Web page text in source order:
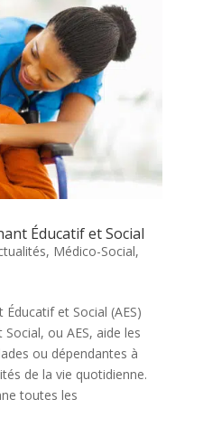
Éducatif et Social
, Médico-Social,
et Social (AES)
ou AES, aide les
ou dépendantes à
de la vie quotidienne.
toutes les